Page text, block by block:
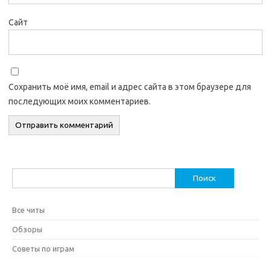
Сайт
Сохранить моё имя, email и адрес сайта в этом браузере для
последующих моих комментариев.
Все читы
Обзоры
Советы по играм